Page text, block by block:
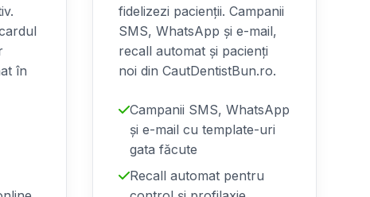
în
fidelizezi pacienții. Campanii
SMS, WhatsApp și e-mail,
recall automat și pacienți
noi din CautDentistBun.ro.
Campanii SMS, WhatsApp
și e-mail cu template-uri
gata făcute
Recall automat pentru